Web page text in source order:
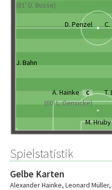
(81' D. Busse)
D. Penzel
J. Bahn
A. Hainke C
(60' L. Gensicke)
T.
M. Hruby
Spielstatistik
Gelbe Karten
Alexander Hainke, Leonard Müller,